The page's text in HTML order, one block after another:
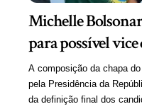
Michelle
para possível
A composição da chapa
pela Presidência da
da definição final dos